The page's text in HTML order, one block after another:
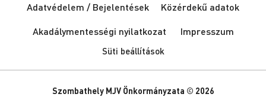
Adatvédelem / Bejelentések
Közérdekű adatok
Akadálymentességi nyilatkozat
Impresszum
Süti beállítások
Szombathely MJV Önkormányzata © 2026